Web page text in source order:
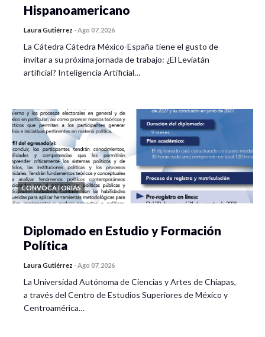
Hispanoamericano
Laura Gutiérrez -Ago 07, 2026
La Cátedra Cátedra México-España tiene el gusto de
invitar a su próxima jornada de trabajo: ¿El Leviatán
artificial? Inteligencia Artificial…
CONVOCATORIAS
Diplomado en Estudio y Formación
Política
Laura Gutiérrez -Ago 07, 2026
La Universidad Autónoma de Ciencias y Artes de Chiapas,
a través del Centro de Estudios Superiores de México y
Centroamérica…